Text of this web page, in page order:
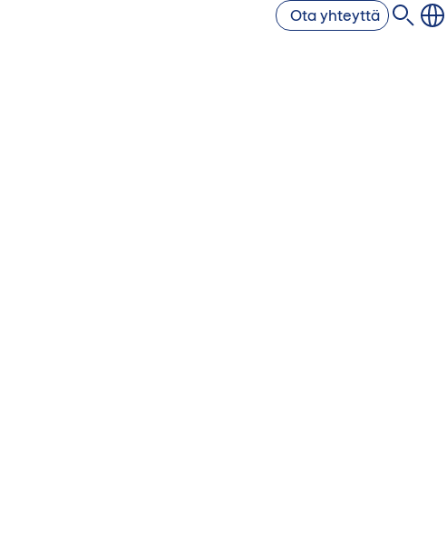
Ota yhteyttä